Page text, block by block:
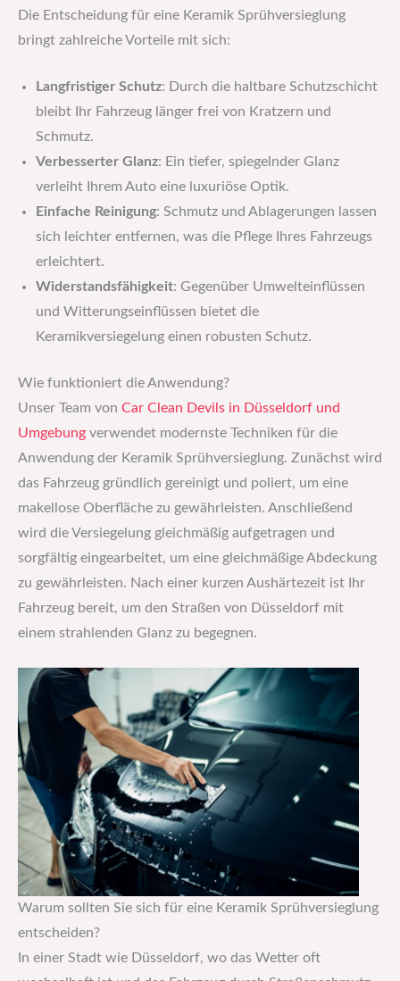
Die Entscheidung für eine Keramik Sprühversieglung
bringt zahlreiche Vorteile mit sich:
Langfristiger Schutz: Durch die haltbare Schutzschicht
bleibt Ihr Fahrzeug länger frei von Kratzern und
Schmutz.
Verbesserter Glanz: Ein tiefer, spiegelnder Glanz
verleiht Ihrem Auto eine luxuriöse Optik.
Einfache Reinigung: Schmutz und Ablagerungen lassen
sich leichter entfernen, was die Pflege Ihres Fahrzeugs
erleichtert.
Widerstandsfähigkeit: Gegenüber Umwelteinflüssen
und Witterungseinflüssen bietet die
Keramikversiegelung einen robusten Schutz.
Wie funktioniert die Anwendung?
Unser Team von Car Clean Devils in Düsseldorf und
Umgebung verwendet modernste Techniken für die
Anwendung der Keramik Sprühversieglung. Zunächst wird
das Fahrzeug gründlich gereinigt und poliert, um eine
makellose Oberfläche zu gewährleisten. Anschließend
wird die Versiegelung gleichmäßig aufgetragen und
sorgfältig eingearbeitet, um eine gleichmäßige Abdeckung
zu gewährleisten. Nach einer kurzen Aushärtezeit ist Ihr
Fahrzeug bereit, um den Straßen von Düsseldorf mit
einem strahlenden Glanz zu begegnen.
Warum sollten Sie sich für eine Keramik Sprühversieglung
entscheiden?
In einer Stadt wie Düsseldorf, wo das Wetter oft